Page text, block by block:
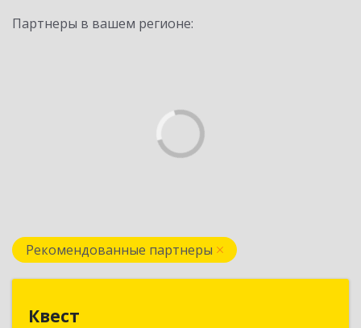
Партнеры в вашем регионе:
Рекомендованные партнеры
Квест